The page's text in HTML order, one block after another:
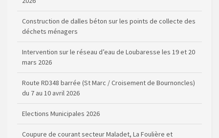
déchets ménagers
Intervention sur le réseau d’eau de Loubaresse les 19 et 20
mars 2026
Route RD348 barrée (St Marc / Croisement de Bournoncles)
du 7 au 10 avril 2026
Elections Municipales 2026
Coupure de courant secteur Maladet, La Foulière et
Lespinas le 16 avril 2025